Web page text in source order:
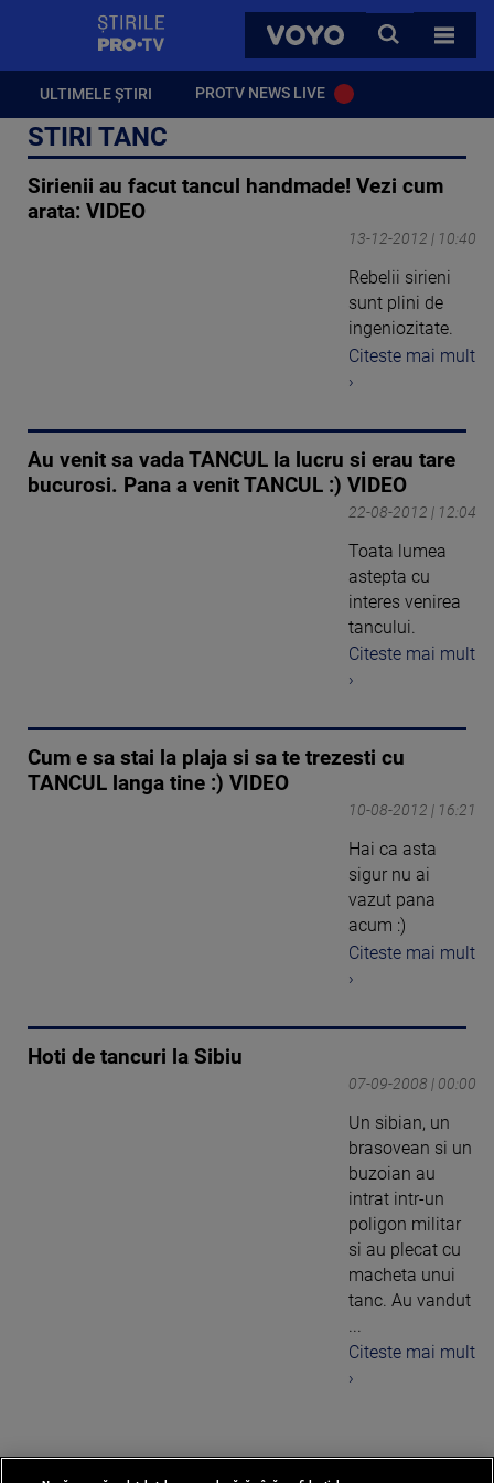
VOYO
CAUTA
TOATE
ULTIMELE ȘTIRI PROTV NEWS LIVE
STIRI TANC
Sirienii au facut tancul handmade! Vezi cum
arata: VIDEO
13-12-2012 | 10:40
Rebelii sirieni
sunt plini de
ingeniozitate.
Citeste mai mult
›
Au venit sa vada TANCUL la lucru si erau tare
bucurosi. Pana a venit TANCUL :) VIDEO
22-08-2012 | 12:04
Toata lumea
astepta cu
interes venirea
tancului.
Citeste mai mult
›
Cum e sa stai la plaja si sa te trezesti cu
TANCUL langa tine :) VIDEO
10-08-2012 | 16:21
Hai ca asta
sigur nu ai
vazut pana
acum :)
Citeste mai mult
›
Hoti de tancuri la Sibiu
07-09-2008 | 00:00
Un sibian, un
brasovean si un
buzoian au
intrat intr-un
poligon militar
si au plecat cu
macheta unui
tanc. Au vandut
Citeste mai mult
›